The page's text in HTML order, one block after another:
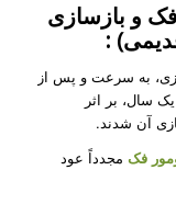
و بازسازی
:
به سرعت و پس از
سال، بر اثر
آن شدند.
فکمجدداً عود